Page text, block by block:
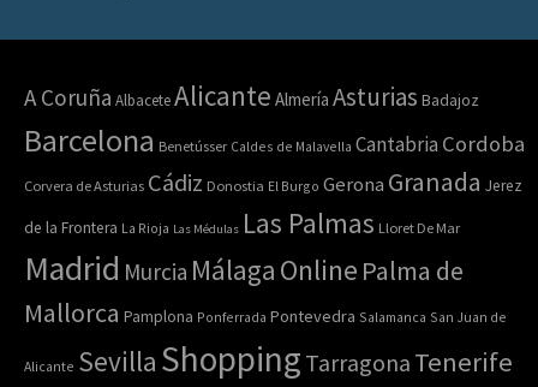
A Coruña AlbaceteAlicante Almería Asturias Badajoz
Barcelona Benetússer Caldes de Malavella Cantabria Cordoba
Corvera de Asturias Cádiz Donostia El Burgo Gerona Granada Jerez
de la Frontera La Rioja Las Médulas Las Palmas Lloret De Mar
Madrid Murcia Málaga Online Palma de
Mallorca Pamplona Ponferrada Pontevedra Salamanca San Juan de
Alicante Sevilla Shopping Tarragona Tenerife